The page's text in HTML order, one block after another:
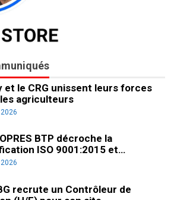
et le CRG unissent leurs forces
agriculteurs
BTP décroche la
ISO 9001:2015 et…
recrute un Contrôleur de